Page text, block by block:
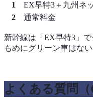
1
EX早特3＋九州ネ
2
通常料金
新幹線は「EX早特3」
もめにグリーン車はない
よくある質問（